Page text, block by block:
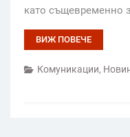
като същевременно
ВИЖ ПОВЕЧЕ
Комуникации,